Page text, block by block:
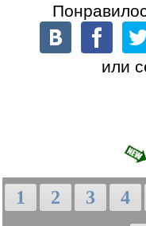
или
1 2 3 4